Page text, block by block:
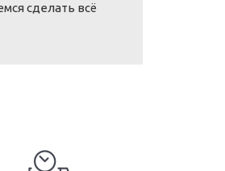
сделать всё